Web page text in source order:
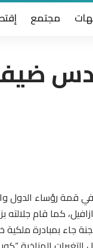
مجتمع
قمة رؤساء الدول
جاء بمبادرة